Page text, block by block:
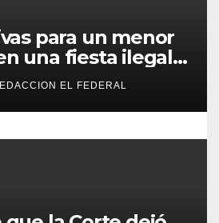
para un menor
una fiesta ilegal
asistentes en
EL FEDERAL